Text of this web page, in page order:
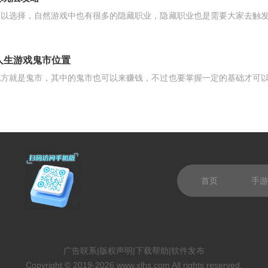
选择，自然游戏中也有很多的隐藏职业，隐藏职业也是需要大家去触
生游戏鬼市位置
就是鬼市，其中的鬼市也可以来赚钱，不过也要掌握一定的基础才可
首页 手游
广告联系| 版权声明|下载帮助|软件发布
Copyright © 2019-2026 www.xlhs.com All rights reserved.